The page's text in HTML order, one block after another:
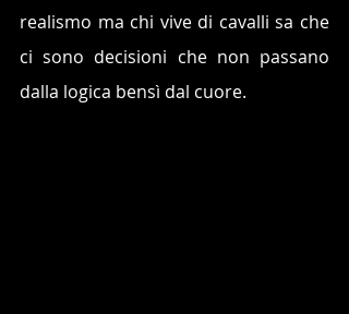
realismo ma chi vive di cavalli sa che
ci sono decisioni che non passano
dalla logica bensì dal cuore.